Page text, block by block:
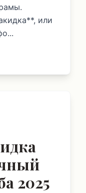
или
2025